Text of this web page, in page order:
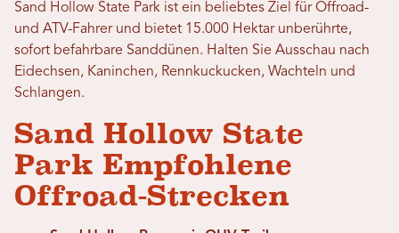
Sand Hollow State Park ist ein beliebtes Ziel für Offroad-
und ATV-Fahrer und bietet 15.000 Hektar unberührte,
sofort befahrbare Sanddünen. Halten Sie Ausschau nach
Eidechsen, Kaninchen, Rennkuckucken, Wachteln und
Schlangen.
Sand Hollow State
Park Empfohlene
Offroad-Strecken